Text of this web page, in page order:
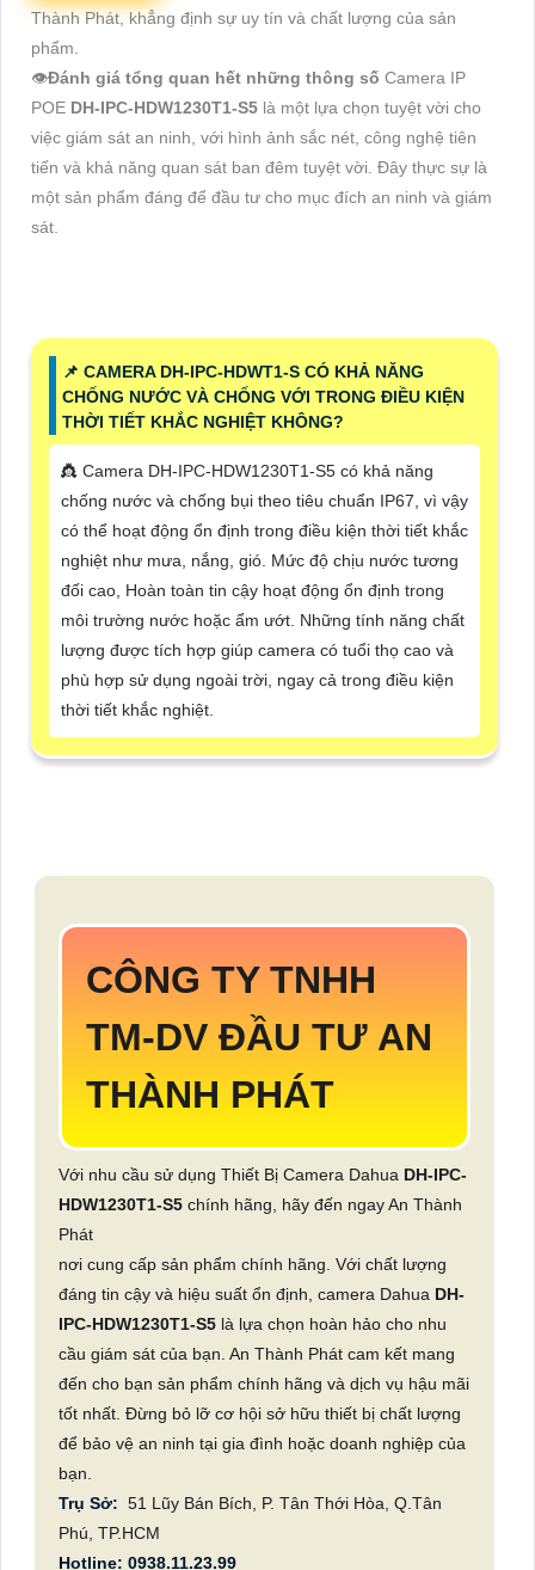
Thành Phát, khẳng định sự uy tín và chất lượng của sản
phẩm.
👁Đánh giá tổng quan hết những thông số Camera IP
POE DH-IPC-HDW1230T1-S5 là một lựa chọn tuyệt vời cho
việc giám sát an ninh, với hình ảnh sắc nét, công nghệ tiên
tiến và khả năng quan sát ban đêm tuyệt vời. Đây thực sự là
một sản phẩm đáng để đầu tư cho mục đích an ninh và giám
sát.
📌 CAMERA DH-IPC-HDWT1-S CÓ KHẢ NĂNG
CHỐNG NƯỚC VÀ CHỐNG VỚI TRONG ĐIỀU KIỆN
THỜI TIẾT KHẮC NGHIỆT KHÔNG?
👸 Camera DH-IPC-HDW1230T1-S5 có khả năng
chống nước và chống bụi theo tiêu chuẩn IP67, vì vậy
có thể hoạt động ổn định trong điều kiện thời tiết khắc
nghiệt như mưa, nắng, gió. Mức độ chịu nước tương
đối cao, Hoàn toàn tin cậy hoạt động ổn định trong
môi trường nước hoặc ẩm ướt. Những tính năng chất
lượng được tích hợp giúp camera có tuổi thọ cao và
phù hợp sử dụng ngoài trời, ngay cả trong điều kiện
thời tiết khắc nghiệt.
CÔNG TY TNHH
TM-DV ĐẦU TƯ AN
THÀNH PHÁT
Với nhu cầu sử dụng Thiết Bị Camera Dahua DH-IPC-
HDW1230T1-S5 chính hãng, hãy đến ngay An Thành
Phát
nơi cung cấp sản phẩm chính hãng. Với chất lượng
đáng tin cậy và hiệu suất ổn định, camera Dahua DH-
IPC-HDW1230T1-S5 là lựa chọn hoàn hảo cho nhu
cầu giám sát của bạn. An Thành Phát cam kết mang
đến cho bạn sản phẩm chính hãng và dịch vụ hậu mãi
tốt nhất. Đừng bỏ lỡ cơ hội sở hữu thiết bị chất lượng
để bảo vệ an ninh tại gia đình hoặc doanh nghiệp của
bạn.
Trụ Sở: 51 Lũy Bán Bích, P. Tân Thới Hòa, Q.Tân
Phú, TP.HCM
Hotline: 0938.11.23.99